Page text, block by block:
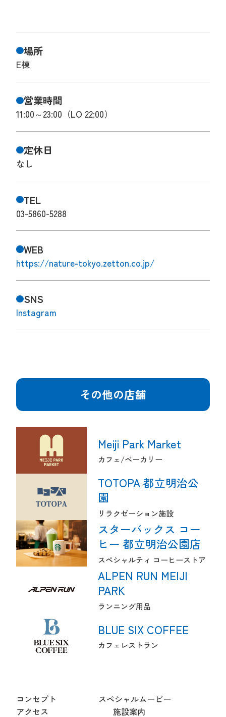
場所
E棟
営業時間
11:00～23:00（LO 22:00）
定休日
なし
TEL
03-5860-5288
WEB
https://nature-tokyo.zetton.co.jp/
SNS
Instagram
その他の店舗
Meiji Park Market
カフェ ベーカリー
TOTOPA 都立明治公
園
リラクゼーション施設
スターバックス コー
ヒー 都立明治公園店
スペシャルティ コーヒーストア
ALPEN RUN MEIJI
PARK
ランニング用品
BLUE SIX COFFEE
カフェレストラン
コンセプト
施設案内
スペシャルムービー
アクセス